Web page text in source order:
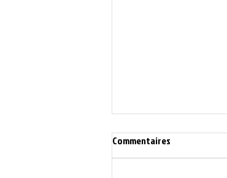
Commentaires